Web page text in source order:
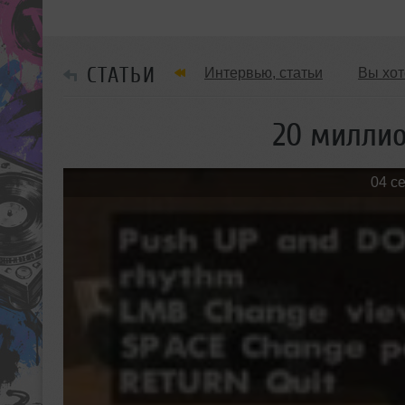
СТАТЬИ Интервью, статьи Вы
Обзоры Вечеринок и Клубов
20
04